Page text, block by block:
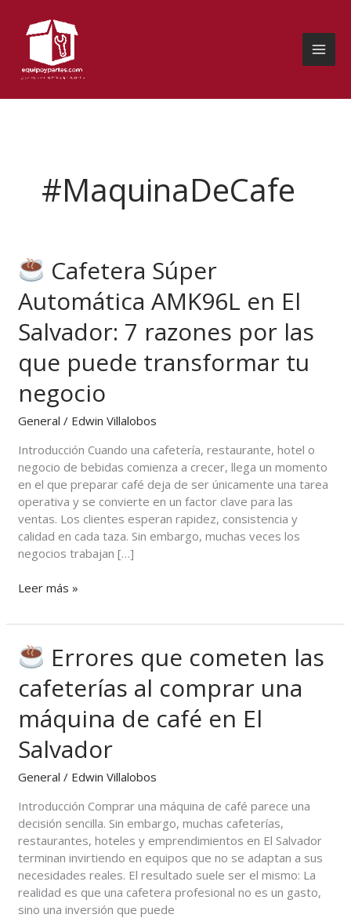
contenido
#MaquinaDeCafe
Cafetera Súper
Automática AMK96L en El
Salvador: 7 razones por las
que puede transformar tu
negocio
General / Edwin Villalobos
Introducción Cuando una cafetería, restaurante, hotel o
negocio de bebidas comienza a crecer, llega un momento
en el que preparar café deja de ser únicamente una tarea
operativa y se convierte en un factor clave para las
ventas. Los clientes esperan rapidez, consistencia y
calidad en cada taza. Sin embargo, muchas veces los
negocios trabajan […]
Cafetera
Súper
Automática
AMK96L
El
7
razones
las
que
puede
transformar
tu
negocio
Leer más »
Errores que cometen las
cafeterías al comprar una
máquina de café en El
Salvador
General / Edwin Villalobos
Introducción Comprar una máquina de café parece una
decisión sencilla. Sin embargo, muchas cafeterías,
restaurantes, hoteles y emprendimientos en El Salvador
terminan invirtiendo en equipos que no se adaptan a sus
necesidades reales. El resultado suele ser el mismo: La
realidad es que una cafetera profesional no es un gasto,
sino una inversión que puede
Errores
que
cometen
las
cafeterías
al
comprar
máquina
de
café
en
El
Salvador